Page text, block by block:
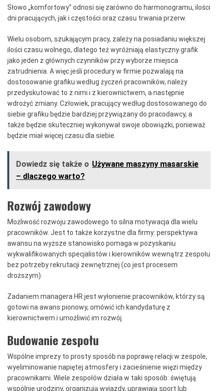
Słowo „komfortowy” odnosi się zarówno do harmonogramu, ilości
dni pracujących, jak i częstości oraz czasu trwania przerw.
Wielu osobom, szukającym pracy, zależy na posiadaniu większej
ilości czasu wolnego, dlatego też wyróżniają elastyczny grafik
jako jeden z głównych czynników przy wyborze miejsca
zatrudnienia. A więc jeśli procedury w firmie pozwalają na
dostosowanie grafiku według życzeń pracowników, należy
przedyskutować to z nimi i z kierownictwem, a następnie
wdrożyć zmiany. Człowiek, pracujący według dostosowanego do
siebie grafiku będzie bardziej przywiązany do pracodawcy, a
także będzie skuteczniej wykonywał swoje obowiązki, ponieważ
będzie miał więcej czasu dla siebie.
Dowiedz się także o Używane maszyny masarskie
– dlaczego warto?
Rozwój zawodowy
Możliwość rozwoju zawodowego to silna motywacja dla wielu
pracowników. Jest to także korzystne dla firmy: perspektywa
awansu na wyższe stanowisko pomaga w pozyskaniu
wykwalifikowanych specjalistów i kierowników wewnątrz zespołu
bez potrzeby rekrutacji zewnętrznej (co jest procesem
droższym).
Zadaniem managera HR jest wyłonienie pracowników, którzy są
gotowi na awans pionowy, omówić ich kandydaturę z
kierownictwem i umożliwić im rozwój.
Budowanie zespołu
Wspólne imprezy to prosty sposób na poprawę relacji w zespole,
wyeliminowanie napiętej atmosfery i zacieśnienie więzi między
pracownikami. Wiele zespołów działa w taki sposób: świętują
wspólnie urodziny, organizują wyjazdy, uprawiają sport lub